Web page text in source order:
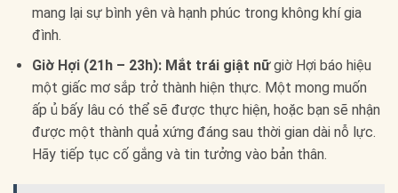
mang lại sự bình yên và hạnh phúc trong không khí gia
đình.
Giờ Hợi (21h – 23h): Mắt trái giật nữgiờ Hợi báo hiệu
một giấc mơ sắp trở thành hiện thực. Một mong muốn
ấp ủ bấy lâu có thể sẽ được thực hiện, hoặc bạn sẽ nhận
được một thành quả xứng đáng sau thời gian dài nỗ lực.
Hãy tiếp tục cố gắng và tin tưởng vào bản thân.